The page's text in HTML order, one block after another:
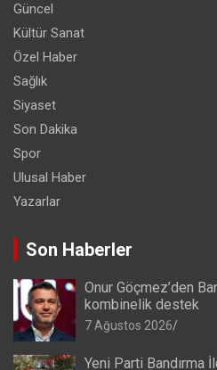
Güncel
Kültür Sanat
Özel Haber
Sağlık
Siyaset
Son Dakika
Spor
Ulusal Haber
Yazarlar
Son Haberler
Onur Göçmez’den
kombinelik destek
7 Ağustos 2026
Yeni Parti Bandırma